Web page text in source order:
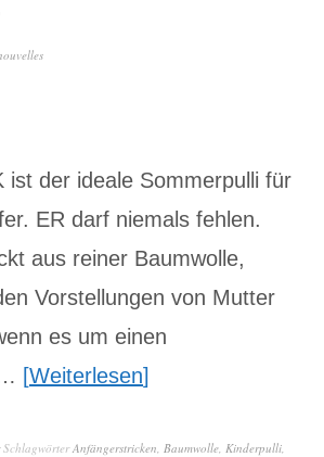
ist der ideale Sommerpulli für
ER darf niemals fehlen.
aus reiner Baumwolle,
Vorstellungen von Mutter
es um einen
Weiterlesen
SchlagwörterAnfängerstricken, Baumwolle, Kinderpulli,